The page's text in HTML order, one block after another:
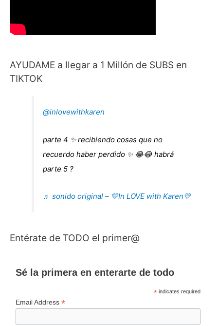
AYUDAME a llegar a 1 Millón de SUBS en
TIKTOK
@inlovewithkaren
parte 4 ✨ recibiendo cosas que no
recuerdo haber perdido ✨ 😂😂 habrá
parte 5 ?
♬ sonido original – 💛In LOVE with Karen💛
Entérate de TODO el primer@
Sé la primera en enterarte de todo
* indicates required
Email Address*